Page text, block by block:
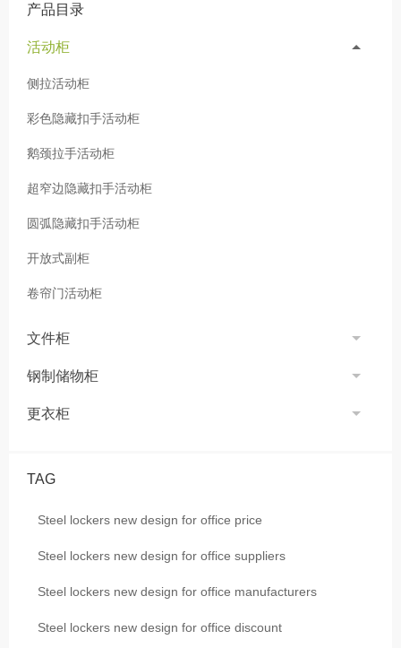
产品目录
活动柜
侧拉活动柜
彩色隐藏扣手活动柜
鹅颈拉手活动柜
超窄边隐藏扣手活动柜
圆弧隐藏扣手活动柜
开放式副柜
卷帘门活动柜
文件柜
钢制储物柜
更衣柜
TAG
Steel lockers new design for office price
Steel lockers new design for office suppliers
Steel lockers new design for office manufacturers
Steel lockers new design for office discount